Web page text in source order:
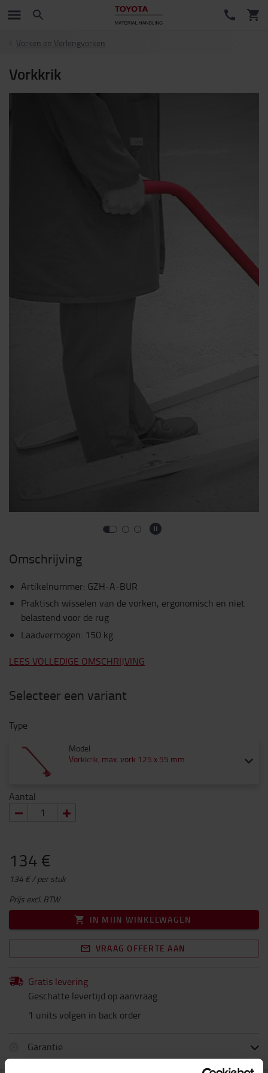
Vorken en Verlengvorken
Vorkkrik
Omschrijving
Artikelnummer: GZH-A-BUR
Praktisch wisselen van de vorken, ergonomisch en niet
belastend voor de rug
Laadvermogen: 150 kg
LEES VOLLEDIGE OMSCHRIJVING
Selecteer een variant
Type
Model
Vorkkrik, max. vork 125 x 55 mm
Aantal
134 €
134 € / per stuk
Prijs excl. BTW
IN MIJN WINKELWAGEN
VRAAG OFFERTE AAN
Gratis levering
Geschatte levertijd op aanvraag.
1 units volgen in back order
Garantie